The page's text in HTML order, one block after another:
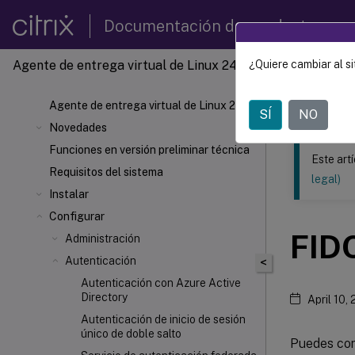
Documentación de productos
Agente de entrega virtual de Linux 2411
Agente de entrega virtual de Linux 2411
Novedades
Funciones en versión preliminar técnica
Requisitos del sistema
Instalar
Configurar
Administración
Autenticación
Autenticación con Azure Active
Directory
Autenticación de inicio de sesión
único de doble salto
Este
<
Este
legal)
April 10,
Puedes
¿Quiere cambiar al
SÍ NO